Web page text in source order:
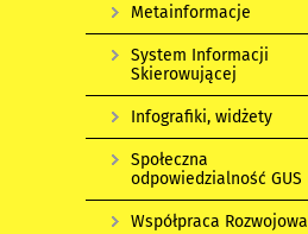
Metainformacje
System Informacji
Skierowującej
Infografiki, widżety
Społeczna
odpowiedzialność GUS
Współpraca Rozwojowa